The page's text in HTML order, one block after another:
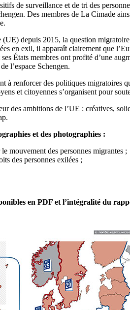
de surveillance et de tri des
Des membres de La Cimade
depuis 2015, la question
en exil, il apparaît clairement que
États membres ont profité d’une
l’espace Schengen.
à renforcer des politiques
et citoyennes s’organisent pour
des ambitions de l’UE : créatives,
et des photographies :
mouvement des personnes migrantes ;
des personnes exilées ;
en PDF et l’intégralité du